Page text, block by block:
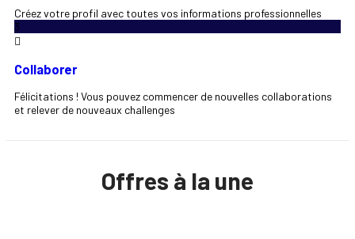
Créez votre profil avec toutes vos informations professionnelles
3
Collaborer
Félicitations ! Vous pouvez commencer de nouvelles collaborations
et relever de nouveaux challenges
Offres à la une